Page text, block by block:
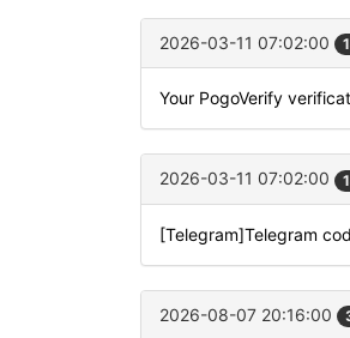
2026-03-11 07:02:00
Your PogoVerify
2026-03-11 07:02:00
[Telegram]Telegram
2026-08-07 20:16:00